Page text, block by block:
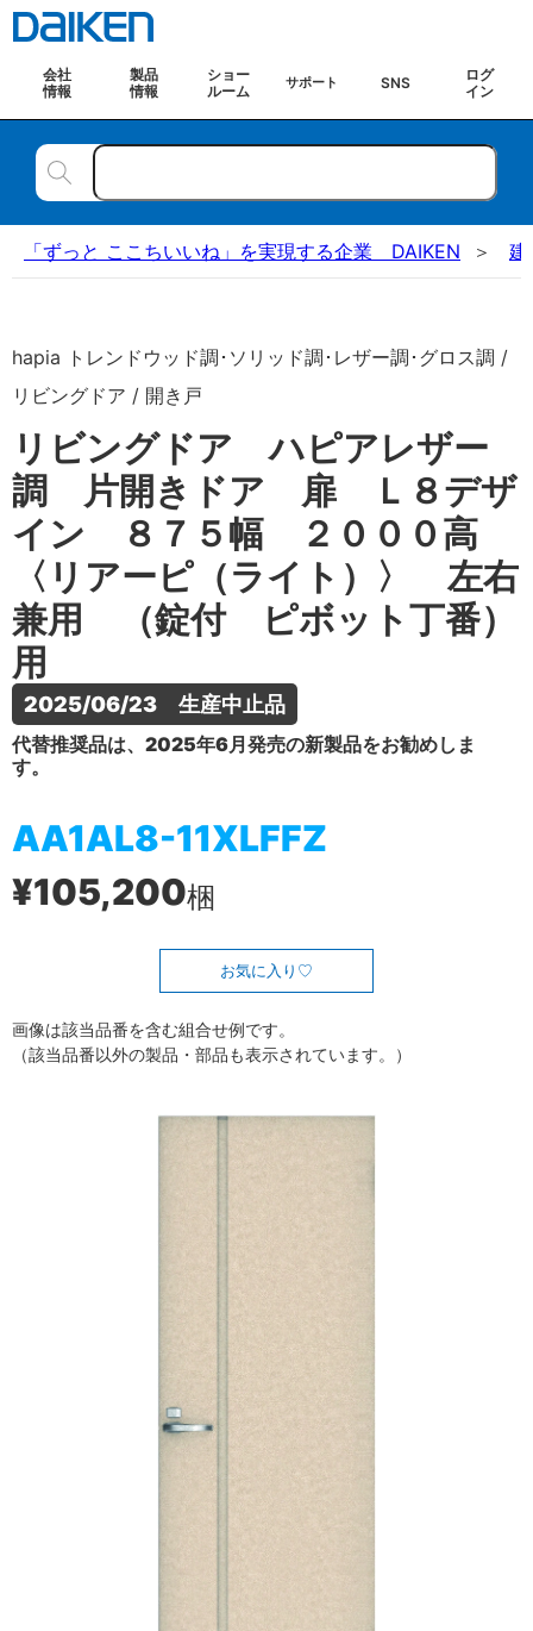
会社
情報
製品
情報
ショー
ルーム
サポート SNS
ログ
イン
「ずっと ここちいいね」を実現する企業 DAIKEN 建
hapia トレンドウッド調･ソリッド調･レザー調･グロス調 /
リビングドア / 開き戸
リビングドア ハピアレザー
調 片開きドア 扉 Ｌ８デザ
イン ８７５幅 ２０００高
〈リアーピ（ライト）〉 左右
兼用 （錠付 ピボット丁番）
用
2025/06/23　生産中止品
代替推奨品は、2025年6月発売の新製品をお勧めしま
す。
AA1AL8-11XLFFZ
¥105,200梱
お気に入り
画像は該当品番を含む組合せ例です。
（該当品番以外の製品・部品も表示されています。）